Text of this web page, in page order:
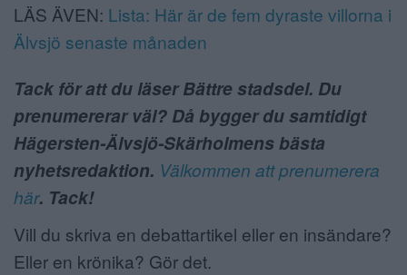
LÄS ÄVEN: Lista: Här är de fem dyraste villorna i
Älvsjö senaste månaden
Tack för att du läser Bättre stadsdel. Du
prenumererar väl? Då bygger du samtidigt
Hägersten-Älvsjö-Skärholmens bästa
nyhetsredaktion. Välkommen att prenumerera
här. Tack!
Vill du skriva en debattartikel eller en insändare?
Eller en krönika? Gör det.